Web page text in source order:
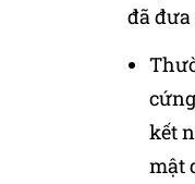
đã
kết
mật